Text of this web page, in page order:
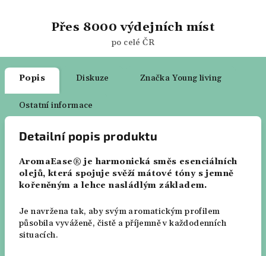
Přes 8000 výdejních míst
po celé ČR
Popis Diskuze Značka Young living
Ostatní informace
Detailní popis produktu
AromaEase® je harmonická směs esenciálních
olejů, která spojuje svěží mátové tóny s jemně
kořeněným a lehce nasládlým základem.
Je navržena tak, aby svým aromatickým profilem
působila vyváženě, čistě a příjemně v každodenních
situacích.